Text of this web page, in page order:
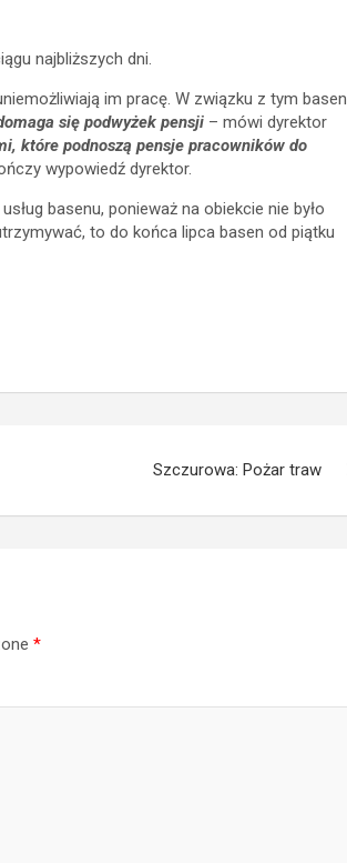
najbliższych dni.
im pracę. W związku z tym basen
się podwyżek pensji – mówi dyrektor
które podnoszą pensje pracowników do
wypowiedź dyrektor.
basenu, ponieważ na obiekcie nie było
to do końca lipca basen od piątku
Szczurowa: Pożar traw
*